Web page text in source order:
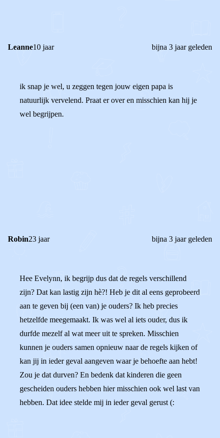
Leanne10 jaar bijna 3 jaar geleden
ik snap je wel, u zeggen tegen jouw eigen papa is
natuurlijk vervelend. Praat er over en misschien kan hij je
wel begrijpen.
Robin23 jaar bijna 3 jaar geleden
Hee Evelynn, ik begrijp dus dat de regels verschillend
zijn? Dat kan lastig zijn hè?! Heb je dit al eens geprobeerd
aan te geven bij (een van) je ouders? Ik heb precies
hetzelfde meegemaakt. Ik was wel al iets ouder, dus ik
durfde mezelf al wat meer uit te spreken. Misschien
kunnen je ouders samen opnieuw naar de regels kijken of
kan jij in ieder geval aangeven waar je behoefte aan hebt!
Zou je dat durven? En bedenk dat kinderen die geen
gescheiden ouders hebben hier misschien ook wel last van
hebben. Dat idee stelde mij in ieder geval gerust (: